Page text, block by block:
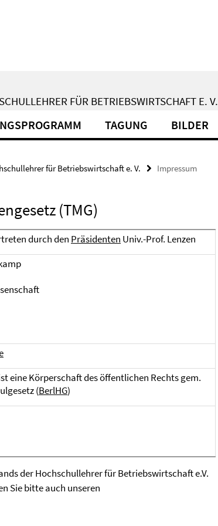
FÜR BETRIEBSWIRTSCHAFT E. V.
TAGUNG BILDER
für Betriebswirtschaft e. V. Impressum
(TMG)
durch den Präsidenten Univ.-Prof. Lenzen
eine Körperschaft des öffentlichen Rechts gem.
(BerlHG)
der Hochschullehrer für Betriebswirtschaft e.V.
Sie bitte auch unseren